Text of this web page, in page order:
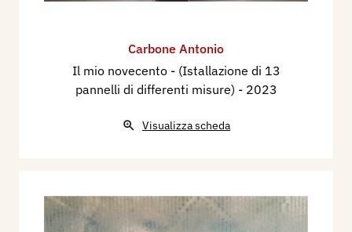
Carbone Antonio
Il mio novecento - (Istallazione di 13
pannelli di differenti misure) - 2023
Visualizza scheda